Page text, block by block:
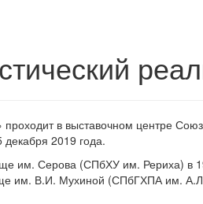
в выставочном центре
2019 года.
им. Серова (СПбХУ им. Рериха) в
им. В.И. Мухиной (СПбГХПА им.